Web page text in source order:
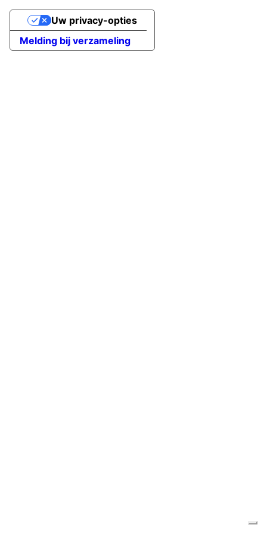
Melding bij verzameling
Uw privacy-opties